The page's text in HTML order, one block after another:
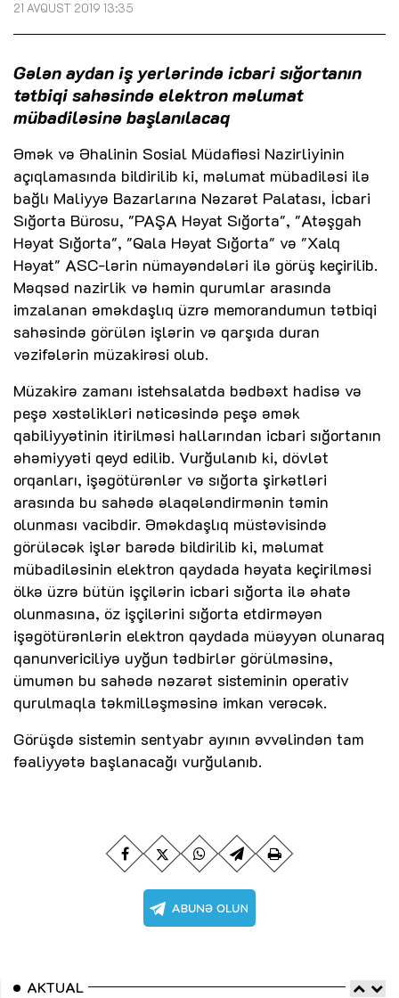
21 AVQUST 2019 13:35
Gələn aydan iş yerlərində icbari sığortanın
tətbiqi sahəsində elektron məlumat
mübadiləsinə başlanılacaq
Əmək və Əhalinin Sosial Müdafiəsi Nazirliyinin
açıqlamasında bildirilib ki, məlumat mübadiləsi ilə
bağlı Maliyyə Bazarlarına Nəzarət Palatası, İcbari
Sığorta Bürosu, "PAŞA Həyat Sığorta", "Atəşgah
Həyat Sığorta", "Qala Həyat Sığorta" və "Xalq
Həyat" ASC-lərin nümayəndələri ilə görüş keçirilib.
Məqsəd nazirlik və həmin qurumlar arasında
imzalanan əməkdaşlıq üzrə memorandumun tətbiqi
sahəsində görülən işlərin və qarşıda duran
vəzifələrin müzakirəsi olub.
Müzakirə zamanı istehsalatda bədbəxt hadisə və
peşə xəstəlikləri nəticəsində peşə əmək
qabiliyyətinin itirilməsi hallarından icbari sığortanın
əhəmiyyəti qeyd edilib. Vurğulanıb ki, dövlət
orqanları, işəgötürənlər və sığorta şirkətləri
arasında bu sahədə əlaqələndirmənin təmin
olunması vacibdir. Əməkdaşlıq müstəvisində
görüləcək işlər barədə bildirilib ki, məlumat
mübadiləsinin elektron qaydada həyata keçirilməsi
ölkə üzrə bütün işçilərin icbari sığorta ilə əhatə
olunmasına, öz işçilərini sığorta etdirməyən
işəgötürənlərin elektron qaydada müəyyən olunaraq
qanunvericiliyə uyğun tədbirlər görülməsinə,
ümumən bu sahədə nəzarət sisteminin operativ
qurulmaqla təkmilləşməsinə imkan verəcək.
Görüşdə sistemin sentyabr ayının əvvəlindən tam
fəaliyyətə başlanacağı vurğulanıb.
AKTUAL